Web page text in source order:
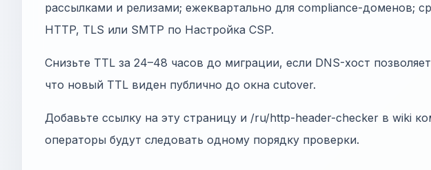
рассылками и релизами; ежеквартально для compliance-доменов;
HTTP, TLS или SMTP по Настройка CSP.
Снизьте TTL за 24–48 часов до миграции, если DNS-хост
что новый TTL виден публично до окна cutover.
Добавьте ссылку на эту страницу и /ru/http-header-checker в wiki
операторы будут следовать одному порядку проверки.